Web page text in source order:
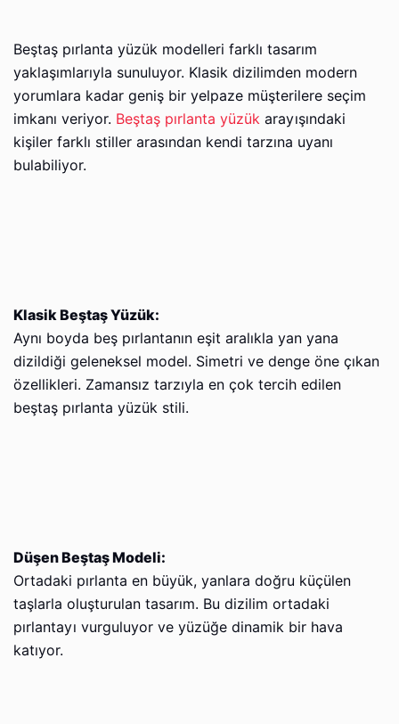
Beştaş pırlanta yüzük modelleri farklı tasarım
yaklaşımlarıyla sunuluyor. Klasik dizilimden modern
yorumlara kadar geniş bir yelpaze müşterilere seçim
imkanı veriyor. Beştaş pırlanta yüzük arayışındaki
kişiler farklı stiller arasından kendi tarzına uyanı
bulabiliyor.
Klasik Beştaş Yüzük:
Aynı boyda beş pırlantanın eşit aralıkla yan yana
dizildiği geleneksel model. Simetri ve denge öne çıkan
özellikleri. Zamansız tarzıyla en çok tercih edilen
beştaş pırlanta yüzük stili.
Düşen Beştaş Modeli:
Ortadaki pırlanta en büyük, yanlara doğru küçülen
taşlarla oluşturulan tasarım. Bu dizilim ortadaki
pırlantayı vurguluyor ve yüzüğe dinamik bir hava
katıyor.